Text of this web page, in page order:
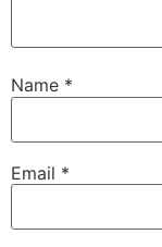
Name *
Email *